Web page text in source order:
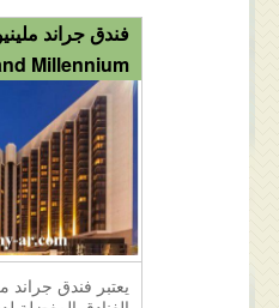
فندق جراند
Millennium
يعتبر فندق جراند